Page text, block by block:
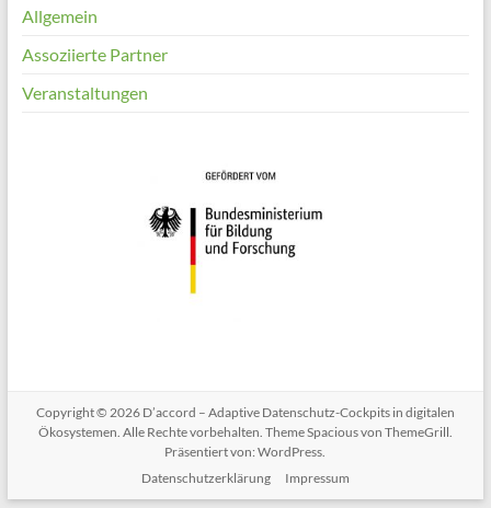
Allgemein
Assoziierte Partner
Veranstaltungen
Copyright © 2026 D’accord – Adaptive Datenschutz-Cockpits in digitalen
Ökosystemen . Alle Rechte vorbehalten. ThemeSpaciousvon ThemeGrill.
Präsentiert von:WordPress
Datenschutzerklärung
Impressum